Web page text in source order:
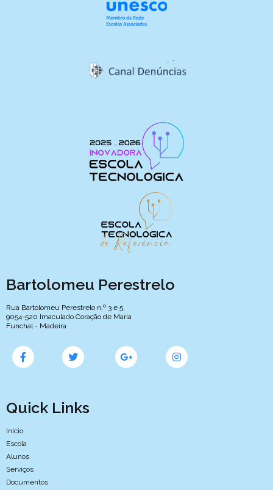
Bartolomeu Perestrelo
Rua Bartolomeu Perestrelo n.º 3 e 5,
9054-520 Imaculado Coração de Maria
Funchal - Madeira
Quick Links
Início
Escola
Alunos
Serviços
Documentos